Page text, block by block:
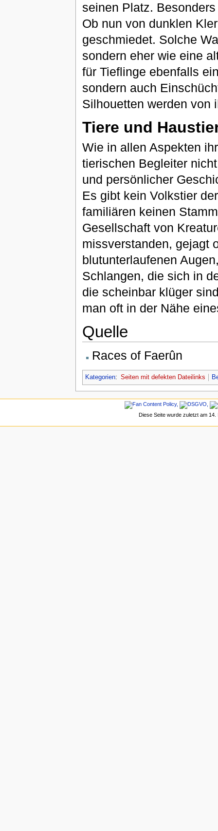
seinen Platz.
Ob nun von dunklen
geschmiedet. Solche
sondern eher wie eine
für Tieflinge ebenfalls
sondern auch
Silhouetten werden von
Tiere und
Wie in allen Aspekten
tierischen Begleiter
und persönlicher
Es gibt kein Volkstier
familiären keinen
Gesellschaft von
missverstanden, gejagt
blutunterlaufenen
Schlangen, die sich in
die scheinbar klüger
man oft in der Nähe
Quelle
Races of Faerûn
Kategorien: Seiten mit defekten Dateilinks
Diese Seite wurde zuletzt am